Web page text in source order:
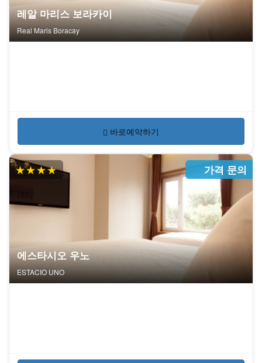
레알 마리스 보라카이
Real Maris Boracay
바로예약하기
★★★★ 가격 문의
에스타시오 우노
ESTACIO UNO